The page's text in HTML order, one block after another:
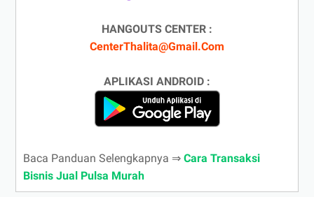
HANGOUTS CENTER :
CenterThalita@Gmail.Com
APLIKASI ANDROID :
Baca Panduan Selengkapnya ⇒ Cara Transaksi
Bisnis Jual Pulsa Murah